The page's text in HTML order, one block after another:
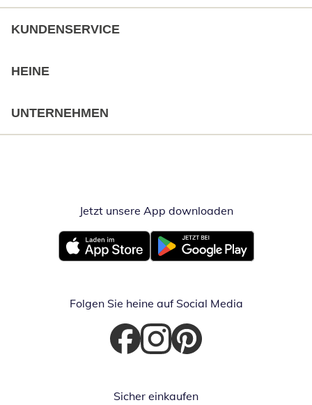
KUNDENSERVICE
HEINE
UNTERNEHMEN
Jetzt unsere App downloadenÖffnet in
Öffnet in neuem FensterÖffnet in neuem Fenster
Folgen Sie heine auf Social Media
Öffnet in neuem Fenster
Öffnet in neuem Fenster
Öffnet in neuem Fenster
Sicher einkaufen